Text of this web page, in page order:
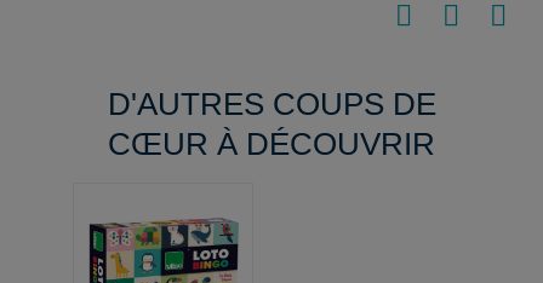
D'AUTRES COUPS DE
CŒUR À DÉCOUVRIR